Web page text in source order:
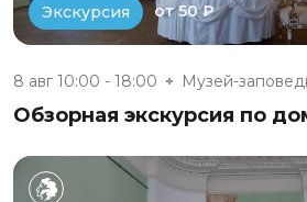
Экскурсия от 50 ₽
8 авг 10:00 - 18:00
Обзорная экскурсия по